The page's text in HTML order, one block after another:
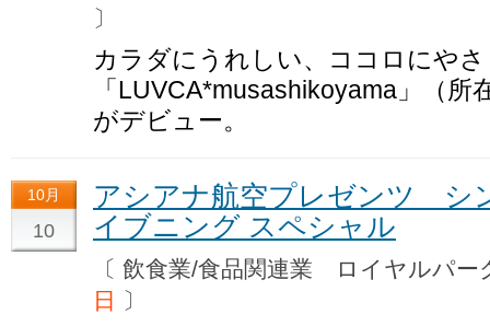
〕
カラダにうれしい、ココロにや
「LUVCA*musashikoyama」（
がデビュー。
10月
10
アシアナ航空プレゼンツ シ
イブニング スペシャル
〔 飲食業/食品関連業 ロイヤルパ
日
〕